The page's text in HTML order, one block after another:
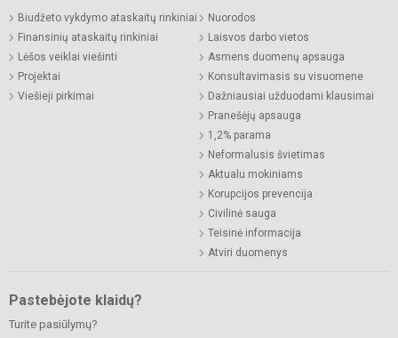
Biudžeto vykdymo ataskaitų rinkiniai
Finansinių ataskaitų rinkiniai
Lėšos veiklai viešinti
Projektai
Viešieji pirkimai
Nuorodos
Laisvos darbo vietos
Asmens duomenų apsauga
Konsultavimasis su visuomene
Dažniausiai užduodami klausimai
Pranešėjų apsauga
1,2% parama
Neformalusis švietimas
Aktualu mokiniams
Korupcijos prevencija
Civilinė sauga
Teisinė informacija
Atviri duomenys
Pastebėjote klaidų?
Turite pasiūlymų?